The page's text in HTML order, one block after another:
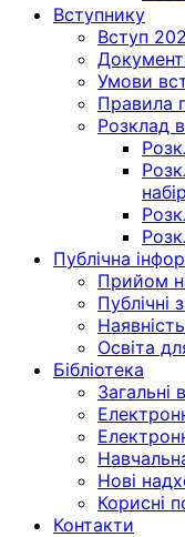
Вступнику
Вступ
Умови
Правила
Розклад
Публічна
Прийом
Публічні
Освіта
Бібліотека
Загальні
Нові
Корисні
Контакти